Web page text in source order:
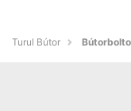
Turul Bútor